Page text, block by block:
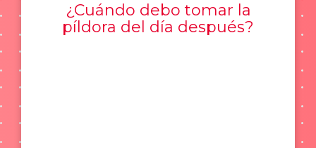
¿Cuándo debo tomar la
píldora del día después?